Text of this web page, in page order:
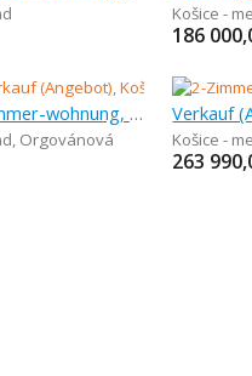
Košice -
186
Verkauf (Angebot), 2-zimmer-wohnung, 51 m
, Orgovánová Košice -
263